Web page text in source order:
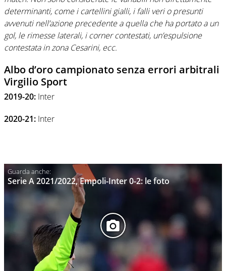
determinanti, come i cartellini gialli, i falli veri o presunti
avvenuti nell’azione precedente a quella che ha portato a un
gol, le rimesse laterali, i corner contestati, un’espulsione
contestata in zona Cesarini, ecc.
Albo d’oro campionato senza errori arbitrali
Virgilio Sport
2019-20: Inter
2020-21: Inter
Serie A 2021/2022, Empoli-Inter 0-2: le foto